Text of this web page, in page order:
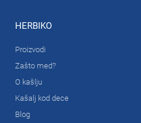
HERBIKO
Proizvodi
Zašto med?
O kašlju
Kašalj kod dece
Blog